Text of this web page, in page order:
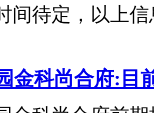
间待定，以上
金科尚合府:目